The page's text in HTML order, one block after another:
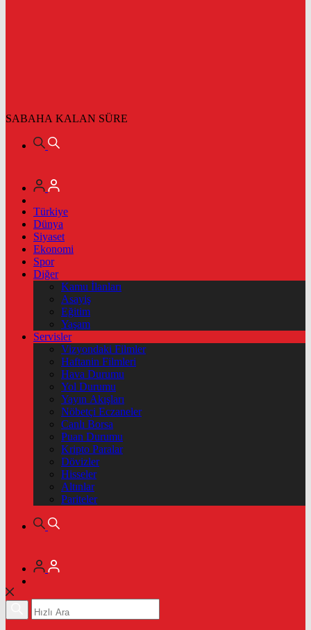
SABAHA KALAN SÜRE
Türkiye
Dünya
Siyaset
Ekonomi
Spor
Diğer
Kamu İlanları
Asayiş
Eğitim
Yaşam
Servisler
Vizyondaki Filmler
Haftanin Filmleri
Hava Durumu
Yol Durumu
Yayın Akışları
Nöbetçi Eczaneler
Canlı Borsa
Puan Durumu
Kripto Paralar
Dövizler
Hisseler
Altınlar
Pariteler